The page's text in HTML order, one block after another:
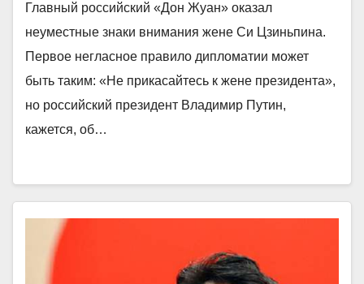
Главный российский «Дон Жуан» оказал
неуместные знаки внимания жене Си Цзиньпина.
Первое негласное правило дипломатии может
быть таким: «Не прикасайтесь к жене президента»,
но российский президент Владимир Путин,
кажется, об…